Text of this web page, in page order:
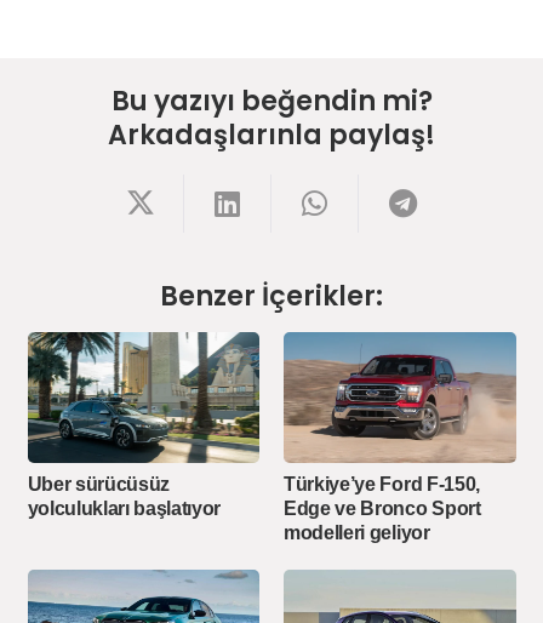
Bu yazıyı beğendin mi?
Arkadaşlarınla paylaş!
Benzer İçerikler:
Uber sürücüsüz
yolculukları başlatıyor
Türkiye’ye Ford F-150,
Edge ve Bronco Sport
modelleri geliyor